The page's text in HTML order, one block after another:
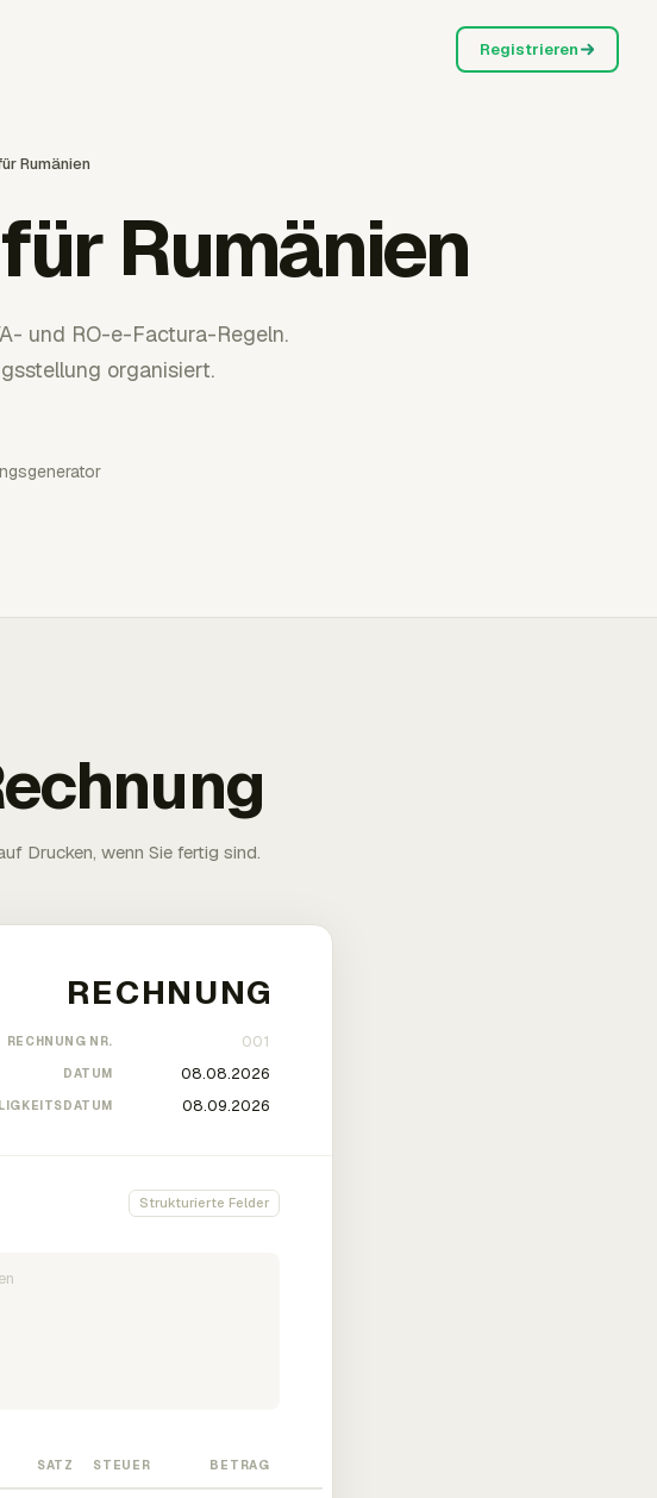
Registrieren
Rumänien
Rumänien
und RO-e-Factura-Regeln.
organisiert.
Drucken, wenn Sie fertig sind.
RECHNUNG NR.
DATUM
Strukturierte Felder
SATZ STEUER BETRAG